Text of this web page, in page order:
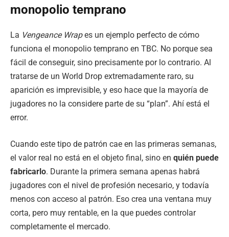
monopolio temprano
La Vengeance Wrapes un ejemplo perfecto de cómo
funciona el monopolio temprano en TBC. No porque sea
fácil de conseguir, sino precisamente por lo contrario. Al
tratarse de un World Drop extremadamente raro, su
aparición es imprevisible, y eso hace que la mayoría de
jugadores no la considere parte de su “plan”. Ahí está el
error.
Cuando este tipo de patrón cae en las primeras semanas,
el valor real no está en el objeto final, sino en quién puede
fabricarlo. Durante la primera semana apenas habrá
jugadores con el nivel de profesión necesario, y todavía
menos con acceso al patrón. Eso crea una ventana muy
corta, pero muy rentable, en la que puedes controlar
completamente el mercado.